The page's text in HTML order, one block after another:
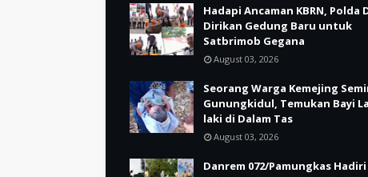
Hadapi Ancaman KBRN, Polda
Dirikan Gedung Baru untuk
Satbrimob Gegana
August 03, 2026
Seorang Warga Kemejing
Gunungkidul, Temukan Bayi
laki di Dalam Tas
August 03, 2026
Danrem 072/Pamungkas Hadiri